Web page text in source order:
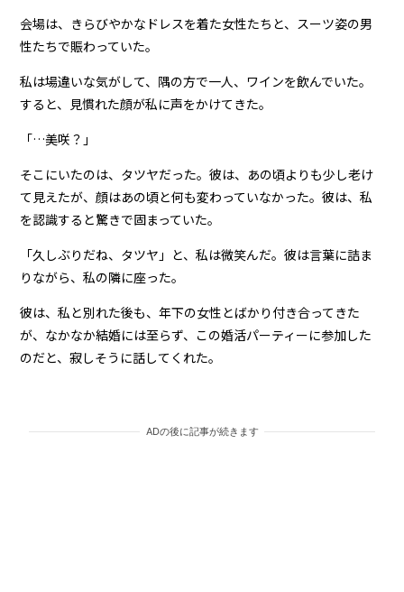
会場は、きらびやかなドレスを着た女性たちと、スーツ姿の男
性たちで賑わっていた。
私は場違いな気がして、隅の方で一人、ワインを飲んでいた。
すると、見慣れた顔が私に声をかけてきた。
「…美咲？」
そこにいたのは、タツヤだった。彼は、あの頃よりも少し老け
て見えたが、顔はあの頃と何も変わっていなかった。彼は、私
を認識すると驚きで固まっていた。
「久しぶりだね、タツヤ」と、私は微笑んだ。彼は言葉に詰ま
りながら、私の隣に座った。
彼は、私と別れた後も、年下の女性とばかり付き合ってきた
が、なかなか結婚には至らず、この婚活パーティーに参加した
のだと、寂しそうに話してくれた。
ADの後に記事が続きます